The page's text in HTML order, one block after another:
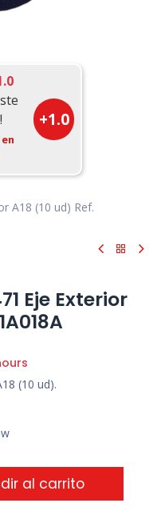
+1.0
A18 (10 ud) Ref.
Eje Exterior
(10 ud).
al carrito